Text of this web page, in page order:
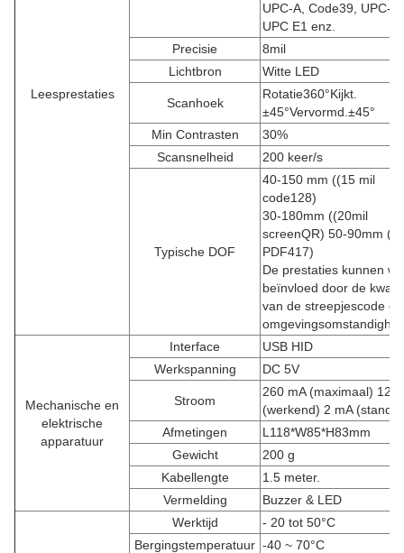
Leesprestaties
UPC-A, Code39, UPC-
UPC E1 enz.
Precisie
8mil
Lichtbron
Witte LED
Scanhoek
Rotatie360°Kijkt.
±45°Vervormd. ±45°
Min Contrasten
30%
Scansnelheid
200 keer/s
Typische DOF
40-150 mm ((15 mil
code128)
30-180mm ((20mil
screenQR) 50-90mm
PDF417)
De prestaties kunnen
beïnvloed door de
van de streepjescode
Mechanische en
elektrische
apparatuur
Interface
USB HID
Werkspanning
DC 5V
Stroom
260 mA (maximaal) 120
(werkend) 2 mA
Afmetingen
L118*W85*H83mm
Gewicht
200 g
Kabellengte
1.5 meter.
Vermelding
Buzzer & LED
Werktijd - 20 tot 50°C
Bergingstemperatuur -40 ~ 70°C